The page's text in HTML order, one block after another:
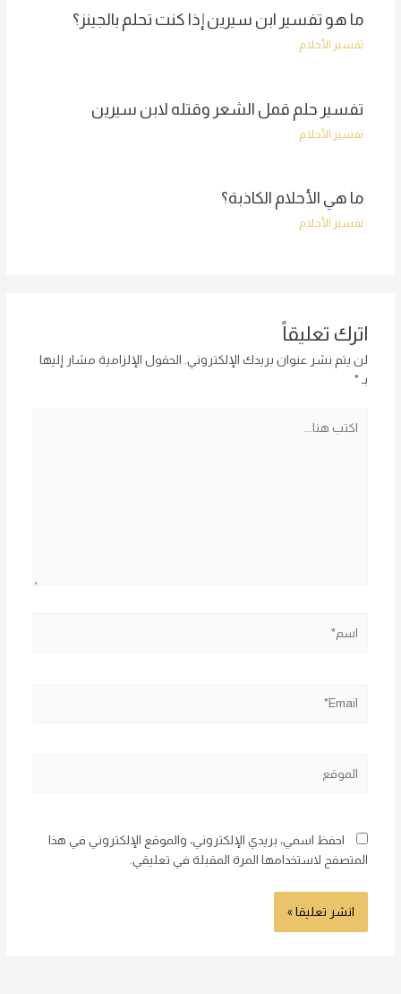
ما هو تفسير ابن سيرين إذا كنت تحلم بالجينز؟
تفسير الأحلام
تفسير حلم قمل الشعر وقتله لابن سيرين
تفسير الأحلام
ما هي الأحلام الكاذبة؟
تفسير الأحلام
اترك تعليقاً
لن يتم نشر عنوان بريدك الإلكتروني.
الحقول الإلزامية مشار إليها
بـ *
هنا...
احفظ اسمي، بريدي الإلكتروني، والموقع الإلكتروني في هذا
المتصفح لاستخدامها المرة المقبلة في تعليقي.